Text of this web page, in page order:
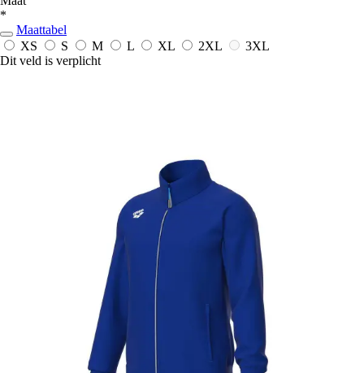
*
Maattabel
XS
S M L XL 2XL
3XL
Dit veld is verplicht